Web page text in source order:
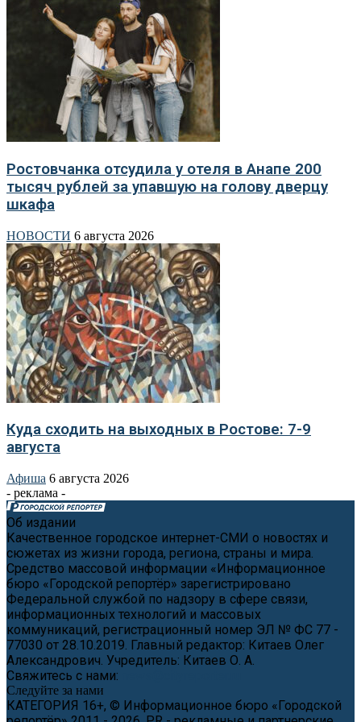
Ростовчанка отсудила у отеля в Анапе 200
тысяч рублей за упавшую на голову дверцу
шкафа
НОВОСТИ 6 августа 2026
Куда сходить на выходных в Ростове: 7-9
августа
Афиша 6 августа 2026
- реклама -
Об издании
Качественное городское интернет-СМИ о новостях и
сюжетах из жизни города, региона, страны и мира.
Средство массовой информации «Информационное
бюро «Городской репортёр» зарегистрировано
Федеральной службой по надзору в сфере связи,
информационных технологий и массовых
коммуникаций, регистрационный номер ЭЛ № ФС 77 -
77030 от 28.10.2019. Главный редактор: Китаев Олег
Александрович. Учредитель: Китаев О. А.
Свяжитесь с нами:
Следуйте за нами
КАТЕГОРИЯ 16+, © Информационное бюро «Городской